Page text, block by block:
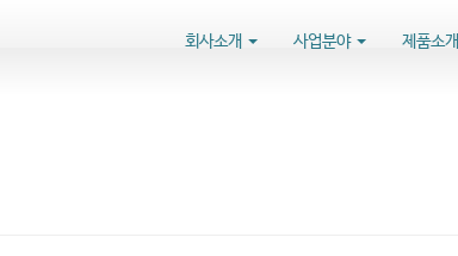
회사소개 사업분야 제품소개